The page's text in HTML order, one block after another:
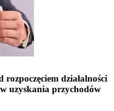
działalności
uzyskania przychodów